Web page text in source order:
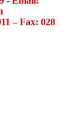
– Fax: 028